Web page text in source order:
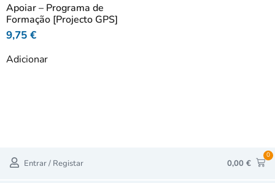
Apoiar – Programa de
Formação [Projecto GPS]
9,75 €
Adicionar
Entrar / Registar 0,00 €
0